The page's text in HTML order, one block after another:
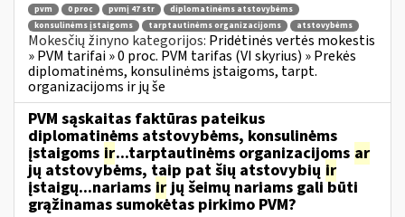
pvm 0 proc pvmį 47 str
diplomatinėms atstovybėms
konsulinėms įstaigoms
tarptautinėms organizacijoms atstovybėms
Mokesčių žinyno kategorijos: Pridėtinės vertės mokestis
» PVM tarifai » 0 proc. PVM tarifas (VI skyrius) » Prekės
diplomatinėms, konsulinėms įstaigoms, tarpt.
organizacijoms ir jų še
PVM sąskaitas faktūras pateikus
diplomatinėms atstovybėms, konsulinėms
įstaigoms ir...tarptautinėms organizacijoms ar
jų atstovybėms, taip pat šių atstovybių ir
įstaigų...nariams irjų šeimų nariams gali būti
grąžinamas sumokėtas pirkimo PVM?